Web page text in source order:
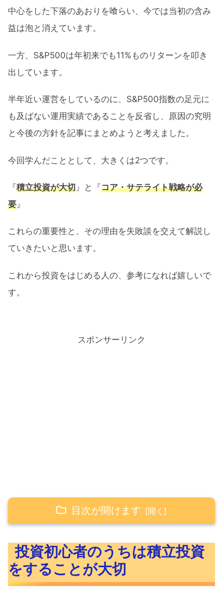
中心をした下落のあおりを喰らい、今では当初の含み
益は泡と消えています。
一方、S&P500は年初来でも11%ものリターンを叩き
出しています。
半年近い運営をしているのに、S&P500指数の足元に
も及ばない運用実績であることを反省し、原因の究明
と今後の方針を記事にまとめようと考えました。
今回学んだこととして、大きくは2つです。
『積立投資が大切 』と『コア・サテライト戦略が必
要 』
これらの重要性と、その理由を失敗談を交えて解説し
ていきたいと思います。
これから投資をはじめる人の、参考になれば嬉しいで
す。
スポンサーリンク
目次が開けます
切
積立投資と一括投資どっちがいいの？
投資初心者のうちは積立投資
をすることが大切